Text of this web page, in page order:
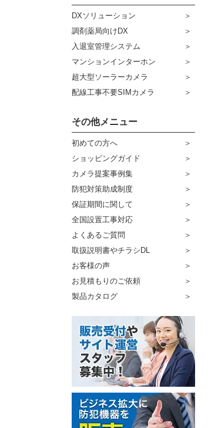
販売終了商品
DXソリューション
調剤薬局向けDX
入退室管理システム
マンションインターホン
超大型ソーラーカメラ
配線工事不要SIMカメラ
その他メニュー
初めての方へ
ショッピングガイド
カメラ提案事例集
防犯対策助成制度
保証期間に関して
全国設置工事対応
よくあるご質問
取扱説明書やチラシDL
お客様の声
お見積もりのご依頼
製品カタログ